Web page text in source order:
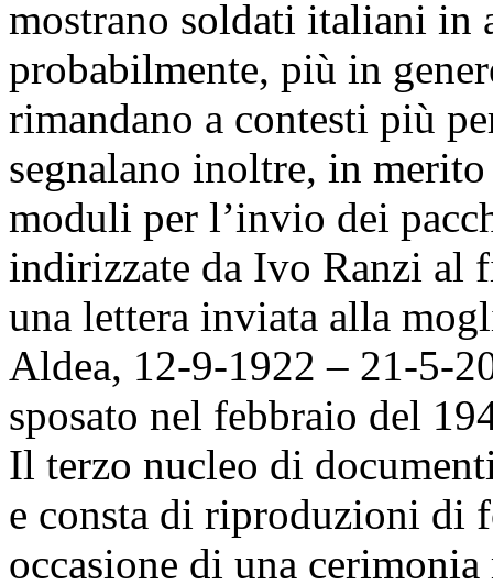
mostrano soldati italiani in
probabilmente, più in
rimandano a contesti più
segnalano inoltre, in
moduli per l’invio dei
indirizzate da Ivo Ranzi al
una lettera inviata alla
Aldea, 12-9-1922 – 21-5-
sposato nel febbraio del
Il terzo nucleo di
e consta di riproduzioni di
occasione di una